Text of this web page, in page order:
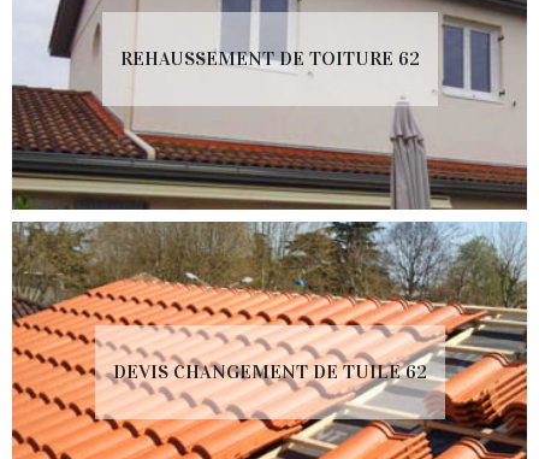
REHAUSSEMENT DE TOITURE 62
DEVIS CHANGEMENT DE TUILE 62